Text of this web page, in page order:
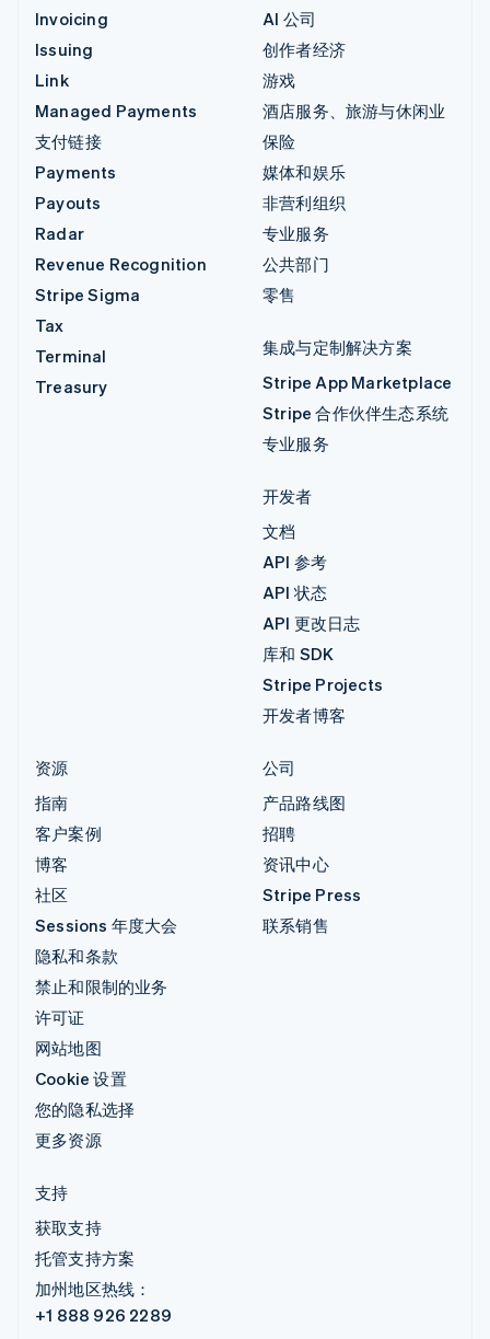
Invoicing
Issuing
Link
Managed Payments
支付链接
Payments
Payouts
Radar
Revenue Recognition
Stripe Sigma
Tax
Terminal
Treasury
AI 公司
创作者经济
游戏
酒店服务、旅游与休闲业
保险
媒体和娱乐
非营利组织
专业服务
公共部门
零售
集成与定制解决方案
Stripe App Marketplace
Stripe 合作伙伴生态系统
专业服务
开发者
文档
API 参考
API 状态
API 更改日志
库和 SDK
Stripe Projects
开发者博客
资源
指南
客户案例
博客
社区
Sessions 年度大会
隐私和条款
禁止和限制的业务
许可证
网站地图
Cookie 设置
您的隐私选择
更多资源
公司
产品路线图
招聘
资讯中心
Stripe Press
联系销售
支持
获取支持
托管支持方案
加州地区热线：
+1 888 926 2289